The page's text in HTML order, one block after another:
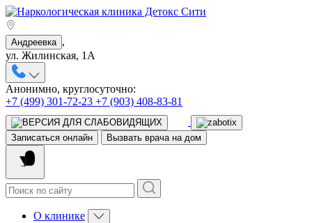
Андреевка ,
ул. Жилинская, 1А
Анонимно, круглосуточно:
+7 (499) 301-72-23 +7 (903) 408-83-81
Записаться онлайн Вызвать врача на дом
О клинике